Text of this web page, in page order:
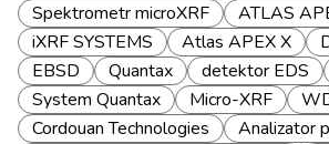
Spektrometr microXRF
ATLAS
iXRF SYSTEMS
Atlas APEX X
EBSD
Quantax detektor EDS
System Quantax
Micro-XRF
Cordouan Technologies
Analizator